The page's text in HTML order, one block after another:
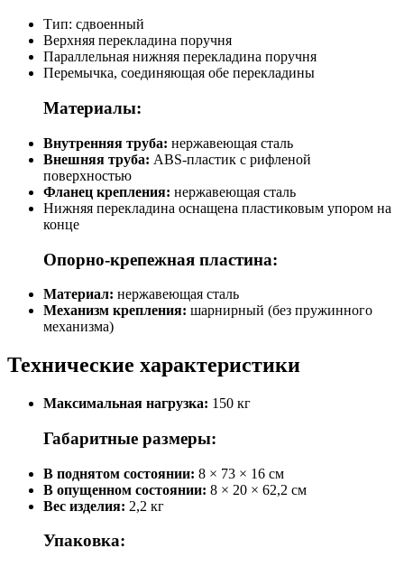
Тип: сдвоенный
Верхняя перекладина поручня
Параллельная нижняя перекладина поручня
Перемычка, соединяющая обе перекладины
Материалы:
Внутренняя труба: нержавеющая сталь
Внешняя труба: ABS-пластик с рифленой
поверхностью
Фланец крепления: нержавеющая сталь
Нижняя перекладина оснащена пластиковым упором на
конце
Опорно-крепежная пластина:
Материал: нержавеющая сталь
Механизм крепления: шарнирный (без пружинного
механизма)
Технические характеристики
Максимальная нагрузка: 150 кг
Габаритные размеры:
В поднятом состоянии: 8 × 73 × 16 см
В опущенном состоянии: 8 × 20 × 62,2 см
Вес изделия: 2,2 кг
Упаковка: